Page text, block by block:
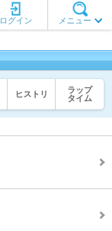
メニュー
ログイン
ヒストリ
ラップ
タイム